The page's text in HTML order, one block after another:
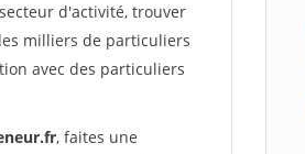
d'activité, trouver
milliers de particuliers
avec des particuliers
, faites une